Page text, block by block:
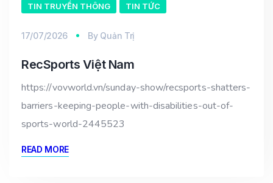
TIN TRUYỀN THÔNG TIN TỨC
17/07/2026 By Quản Trị
RecSports Việt Nam
https://vovworld.vn/sunday-show/recsports-shatters-
barriers-keeping-people-with-disabilities-out-of-
sports-world-2445523
READ MORE